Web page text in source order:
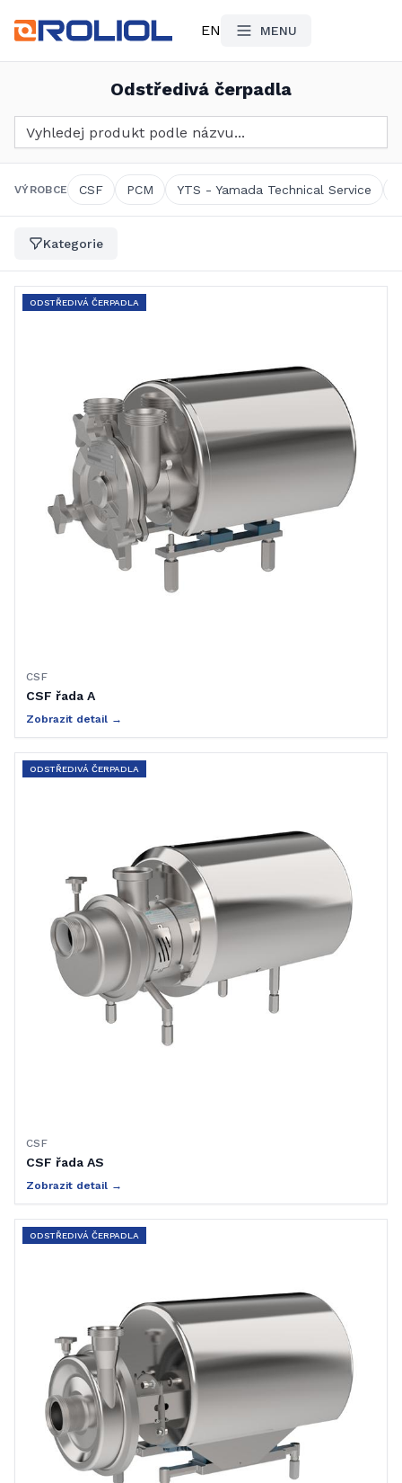
EN MENU
Odstředivá čerpadla
Vyhledat produkt
VÝROBCE CSF PCM YTS - Yamada Technical Service
Kategorie
ODSTŘEDIVÁ ČERPADLA
CSF
CSF řada A
Zobrazit detail →
ODSTŘEDIVÁ ČERPADLA
CSF
CSF řada AS
Zobrazit detail →
ODSTŘEDIVÁ ČERPADLA